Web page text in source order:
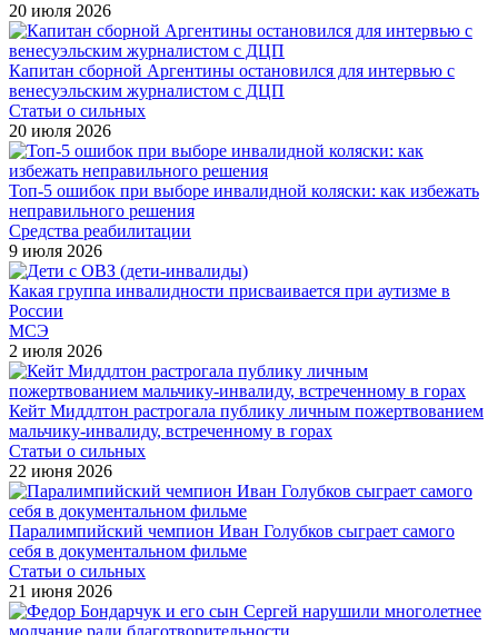
20 июля 2026
Капитан сборной Аргентины остановился для интервью с
венесуэльским журналистом с ДЦП
Статьи о сильных
20 июля 2026
Топ-5 ошибок при выборе инвалидной коляски: как избежать
неправильного решения
Средства реабилитации
9 июля 2026
Какая группа инвалидности присваивается при аутизме в
России
МСЭ
2 июля 2026
Кейт Миддлтон растрогала публику личным пожертвованием
мальчику-инвалиду, встреченному в горах
Статьи о сильных
22 июня 2026
Паралимпийский чемпион Иван Голубков сыграет самого
себя в документальном фильме
Статьи о сильных
21 июня 2026